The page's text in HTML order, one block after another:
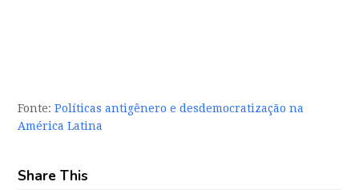
Fonte:Políticas antigênero e desdemocratização na
América Latina
Share This